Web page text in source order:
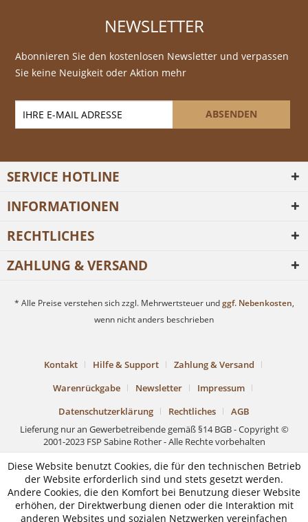
NEWSLETTER
Abonnieren Sie den kostenlosen Newsletter und verpassen
Sie keine Neuigkeit oder Aktion mehr
ABSENDEN
SERVICE HOTLINE
INFORMATIONEN
RECHTLICHES
ZAHLUNG & VERSAND
* Alle Preise verstehen sich zzgl. Mehrwertsteuer undggf. Nebenkosten,
wenn nicht anders beschrieben
Kontakt Hilfe & Support
Zahlung & Versand
Warenrückgabe
Newsletter
Impressum
Datenschutzerklärung
Rechtliches
AGB
Lieferung nur an Gewerbetreibende gemäß §14 BGB - Copyright ©
2001-2023 FSP Sabine Rother - Alle Rechte vorbehalten
Diese Website benutzt Cookies, die für den technischen Betrieb
der Website erforderlich sind und stets gesetzt werden.
Andere Cookies, die den Komfort bei Benutzung dieser Website
erhöhen, der Direktwerbung dienen oder die Interaktion mit
anderen Websites und sozialen Netzwerken vereinfachen